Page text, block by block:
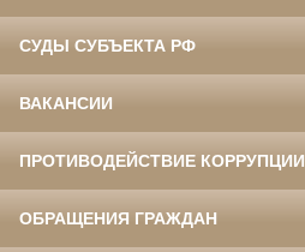
СУДЫ СУБЪЕКТА РФ
ВАКАНСИИ
ПРОТИВОДЕЙСТВИЕ КОРРУПЦИИ
ОБРАЩЕНИЯ ГРАЖДАН